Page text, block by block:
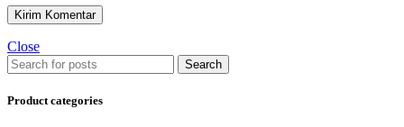
Close
Search
Product categories